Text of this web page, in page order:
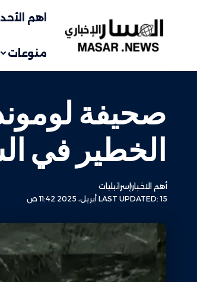
اهم
منوعات
صحيفة
الخطير في
LAST UPDATED: 15 أبريل، 2025 11:42 ص
أهم الاخبارإسرائيليات